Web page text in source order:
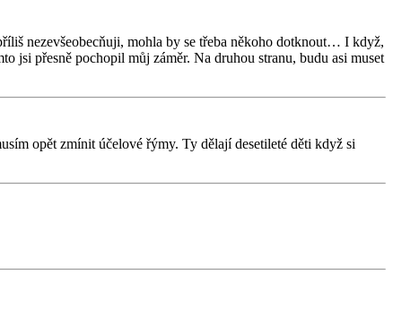
nezevšeobecňuji, mohla by se třeba někoho dotknout… I když,
jsi přesně pochopil můj záměr. Na druhou stranu, budu asi muset
opět zmínit účelové řýmy. Ty dělají desetileté děti když si